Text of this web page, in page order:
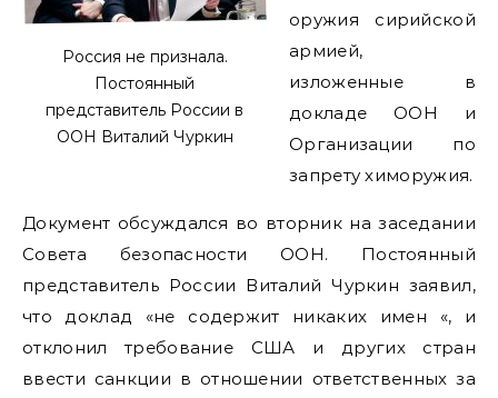
Россия не признала.
Постоянный
представитель России в
ООН Виталий Чуркин
оружия сирийской
армией,
изложенные в
докладе ООН и
Организации по
запрету химоружия.
Документ обсуждался во вторник на заседании
Совета безопасности ООН. Постоянный
представитель России Виталий Чуркин заявил,
что доклад «не содержит никаких имен «, и
отклонил требование США и других стран
ввести санкции в отношении ответственных за